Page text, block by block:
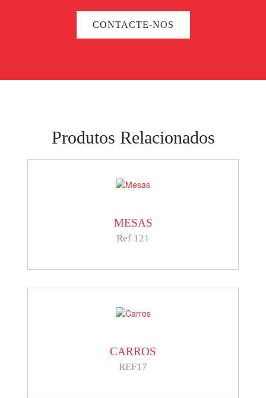
CONTACTE-NOS
Produtos Relacionados
MESAS
Ref 121
CARROS
REF17